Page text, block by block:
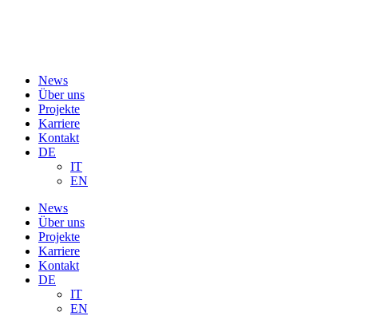
News
Über uns
Projekte
Karriere
Kontakt
DE
IT
EN
News
Über uns
Projekte
Karriere
Kontakt
DE
IT
EN